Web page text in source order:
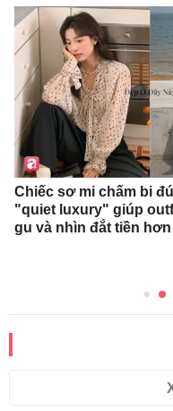
Chiếc sơ mi chấm bi
"quiet luxury" giúp
gu và nhìn đắt tiền hơn